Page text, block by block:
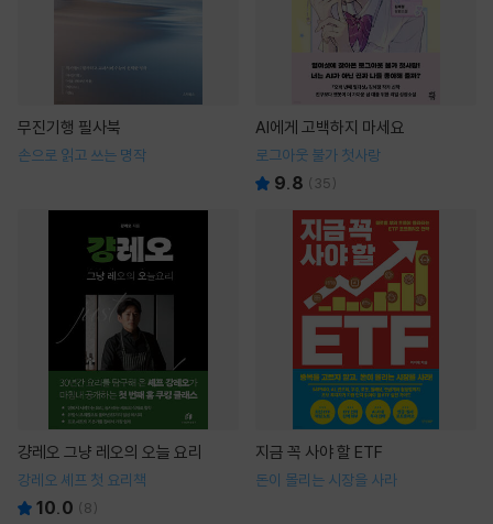
무진기행 필사북
손으로 읽고 쓰는 명작
AI에게 고백하지 마세요
로그아웃 불가 첫사랑
9.8 ( 35)
걍레오 그냥 레오의 오늘 요리
강레오 셰프 첫 요리책
10.0 (8)
지금 꼭 사야 할 ETF
돈이 몰리는 시장을 사라